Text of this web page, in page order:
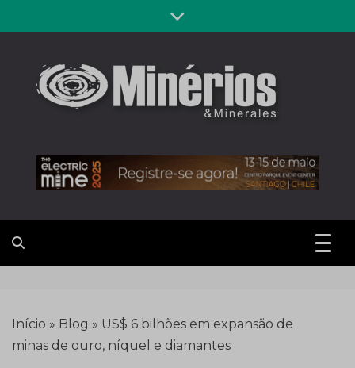
to
Revista
Minérios &
Minerales
Início » Blog » US$ 6 bilhões em expansão de
minas de ouro, níquel e diamantes